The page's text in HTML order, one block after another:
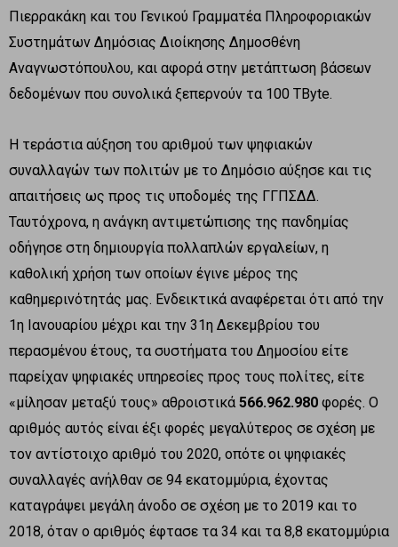
Πιερρακάκη και του Γενικού Γραμματέα Πληροφοριακών
Συστημάτων Δημόσιας Διοίκησης Δημοσθένη
Αναγνωστόπουλου, και αφορά στην μετάπτωση βάσεων
δεδομένων που συνολικά ξεπερνούν τα 100 TByte.
Η τεράστια αύξηση του αριθμού των ψηφιακών
συναλλαγών των πολιτών με το Δημόσιο αύξησε και τις
απαιτήσεις ως προς τις υποδομές της ΓΓΠΣΔΔ.
Ταυτόχρονα, η ανάγκη αντιμετώπισης της πανδημίας
οδήγησε στη δημιουργία πολλαπλών εργαλείων, η
καθολική χρήση των οποίων έγινε μέρος της
καθημερινότητάς μας. Ενδεικτικά αναφέρεται ότι από την
1η Ιανουαρίου μέχρι και την 31η Δεκεμβρίου του
περασμένου έτους, τα συστήματα του Δημοσίου είτε
παρείχαν ψηφιακές υπηρεσίες προς τους πολίτες, είτε
«μίλησαν μεταξύ τους» αθροιστικά 566.962.980 φορές. Ο
αριθμός αυτός είναι έξι φορές μεγαλύτερος σε σχέση με
τον αντίστοιχο αριθμό του 2020, οπότε οι ψηφιακές
συναλλαγές ανήλθαν σε 94 εκατομμύρια, έχοντας
καταγράψει μεγάλη άνοδο σε σχέση με το 2019 και το
2018, όταν ο αριθμός έφτασε τα 34 και τα 8,8 εκατομμύρια